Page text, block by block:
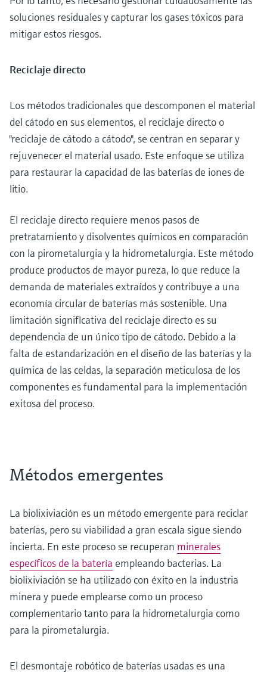
soluciones residuales y capturar los gases tóxicos para
mitigar estos riesgos.
Reciclaje directo
Los métodos tradicionales que descomponen el material
del cátodo en sus elementos, el reciclaje directo o
"reciclaje de cátodo a cátodo", se centran en separar y
rejuvenecer el material usado. Este enfoque se utiliza
para restaurar la capacidad de las baterías de iones de
litio.
El reciclaje directo requiere menos pasos de
pretratamiento y disolventes químicos en comparación
con la pirometalurgia y la hidrometalurgia. Este método
produce productos de mayor pureza, lo que reduce la
demanda de materiales extraídos y contribuye a una
economía circular de baterías más sostenible. Una
limitación significativa del reciclaje directo es su
dependencia de un único tipo de cátodo. Debido a la
falta de estandarización en el diseño de las baterías y la
química de las celdas, la separación meticulosa de los
componentes es fundamental para la implementación
exitosa del proceso.
Métodos emergentes
La biolixiviación es un método emergente para reciclar
baterías, pero su viabilidad a gran escala sigue siendo
incierta. En este proceso se recuperan minerales
específicos de la batería empleando bacterias. La
biolixiviación se ha utilizado con éxito en la industria
minera y puede emplearse como un proceso
complementario tanto para la hidrometalurgia como
para la pirometalurgia.
El desmontaje robótico de baterías usadas es una